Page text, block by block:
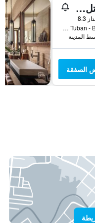
هاريس هوتل كوتا توبان بالي
8.3
Jl.Dewi Sartika Tuban - Bali, Indonesia, 3, كوتا, إندونيسيا
الصفقة